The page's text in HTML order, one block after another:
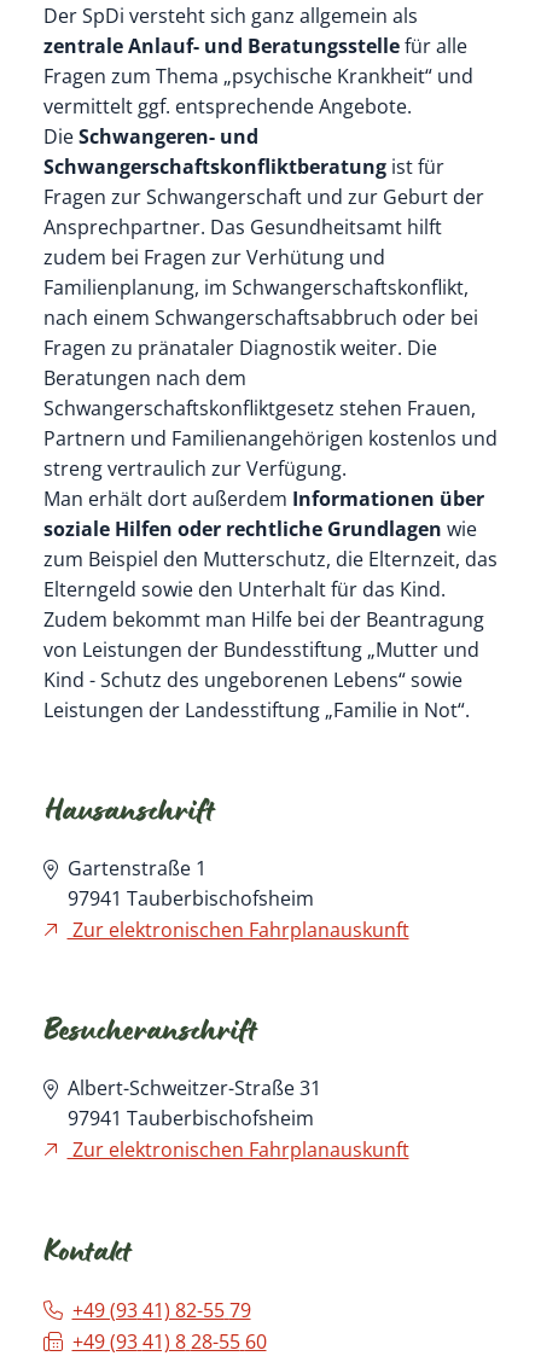
Der SpDi versteht sich ganz allgemein als
zentrale Anlauf- und Beratungsstellefür alle
Fragen zum Thema „psychische Krankheit“ und
vermittelt ggf. entsprechende Angebote.
DieSchwangeren- und
Schwangerschaftskonfliktberatungist für
Fragen zur Schwangerschaft und zur Geburt der
Ansprechpartner. Das Gesundheitsamt hilft
zudem bei Fragen zur Verhütung und
Familienplanung, im Schwangerschaftskonflikt,
nach einem Schwangerschaftsabbruch oder bei
Fragen zu pränataler Diagnostik weiter. Die
Beratungen nach dem
Schwangerschaftskonfliktgesetz stehen Frauen,
Partnern und Familienangehörigen kostenlos und
streng vertraulich zur Verfügung.
Man erhält dort außerdem Informationen über
soziale Hilfen oder rechtliche Grundlagen wie
zum Beispiel den Mutterschutz, die Elternzeit, das
Elterngeld sowie den Unterhalt für das Kind.
Zudem bekommt man Hilfe bei der Beantragung
von Leistungen der Bundesstiftung „Mutter und
Kind - Schutz des ungeborenen Lebens“ sowie
Leistungen der Landesstiftung „Familie in Not“.
Hausanschrift
Gartenstraße 1
97941 Tauberbischofsheim
Zur elektronischen Fahrplanauskunft
Besucheranschrift
Albert-Schweitzer-Straße 31
97941 Tauberbischofsheim
Zur elektronischen Fahrplanauskunft
Kontakt
+49 (93 41) 82-55 79
+49 (93 41) 8 28-55 60